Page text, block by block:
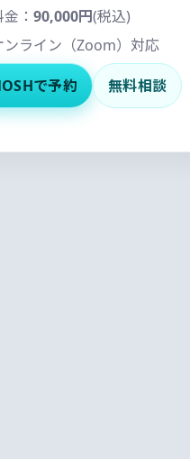
： 90,000円(税込)
ンライン（Zoom）対応
で予約 無料相談